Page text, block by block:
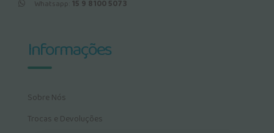
Whatsapp: 15 9 8100 5073
Informações
Sobre Nós
Trocas e Devoluções